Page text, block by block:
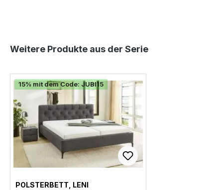
Produktgalerie überspringen
Weitere Produkte aus der Serie
15% mit dem Code: JUBI15
POLSTERBETT, LENI